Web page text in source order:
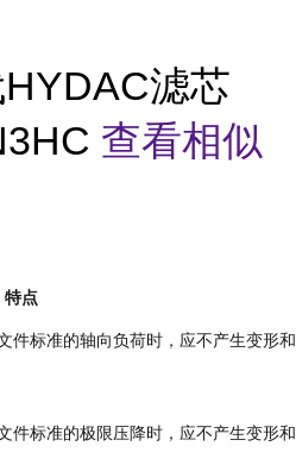
滤芯
查看相似
特点
件标准的轴向负荷时，应不产生变形和
件标准的极限压降时，应不产生变形和